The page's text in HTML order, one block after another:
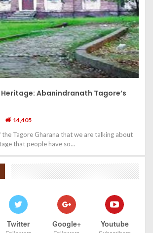
Abanindranath Tagore’s
14,405
the Tagore Gharana that we are talking about
that people have so…
Twitter Google+ Youtube